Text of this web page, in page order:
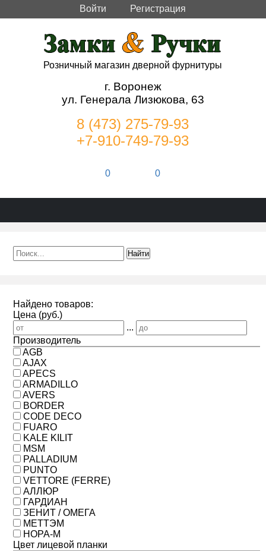
Войти Регистрация
Розничный магазин дверной фурнитуры
г. Воронеж
ул. Генерала Лизюкова, 63
8 (473) 275-79-93
+7-910-749-79-93
0 0
Найдено товаров:
Цена (руб.)
...
Производитель
AGB
AJAX
APECS
ARMADILLO
AVERS
BORDER
CODE DECO
FUARO
KALE KILIT
MSM
PALLADIUM
PUNTO
VETTORE (FERRE)
АЛЛЮР
ГАРДИАН
ЗЕНИТ / ОМЕГА
МЕТТЭМ
НОРА-М
Цвет лицевой планки